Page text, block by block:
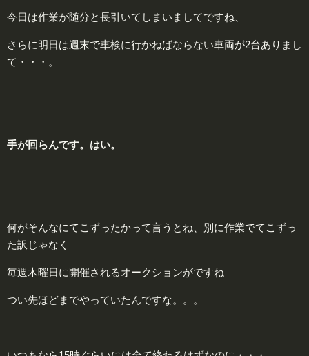
今日は作業が随分と長引いてしまいましてですね、
さらに明日は週末で車検に行かねばならない車両が2台ありまし
て・・・。
手が回らんです。はい。
何がそんなにてこずったかって言うとね、別に作業でてこずっ
た訳じゃなく
毎週木曜日に開催されるオークションがですね
つい先ほどまでやっていたんですな。。。